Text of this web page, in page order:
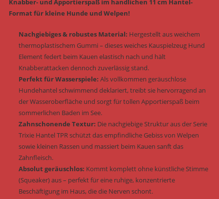
Knabber- und Apportierspaß im handlichen 11 cm Hantel-
Format für kleine Hunde und Welpen!
Nachgiebiges & robustes Material: Hergestellt aus weichem
thermoplastischem Gummi – dieses weiches Kauspielzeug Hund
Element federt beim Kauen elastisch nach und hält
Knabberattacken dennoch zuverlässig stand.
Perfekt für Wasserspiele: Als vollkommen geräuschlose
Hundehantel schwimmend deklariert, treibt sie hervorragend an
der Wasseroberfläche und sorgt für tollen Apportierspaß beim
sommerlichen Baden im See.
Zahnschonende Textur: Die nachgiebige Struktur aus der Serie
Trixie Hantel TPR schützt das empfindliche Gebiss von Welpen
sowie kleinen Rassen und massiert beim Kauen sanft das
Zahnfleisch.
Absolut geräuschlos: Kommt komplett ohne künstliche Stimme
(Squeaker) aus – perfekt für eine ruhige, konzentrierte
Beschäftigung im Haus, die die Nerven schont.